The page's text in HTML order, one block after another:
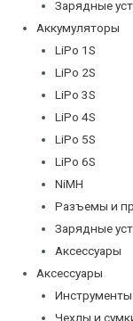
Зарядные
Аккумуляторы
LiPo 1S
LiPo 2S
LiPo 3S
LiPo 4S
LiPo 5S
LiPo 6S
NiMH
Разъемы и
Зарядные
Аксессуары
Аксессуары
Инструменты
Чехлы и